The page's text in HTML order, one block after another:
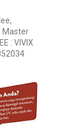
Master
: VIVIX